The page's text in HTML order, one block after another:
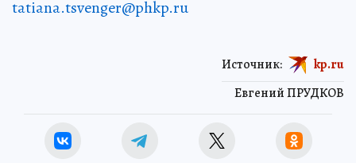
tatiana.tsvenger@phkp.ru
Евгений ПРУДКОВ
Источник: kp.ru